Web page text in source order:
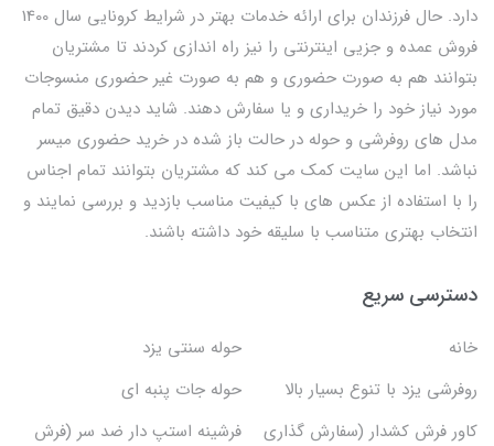
دارد. حال فرزندان برای ارائه خدمات بهتر در شرایط کرونایی سال 1400
فروش عمده و جزیی اینترنتی را نیز راه اندازی کردند تا مشتریان
بتوانند هم به صورت حضوری و هم به صورت غیر حضوری منسوجات
مورد نیاز خود را خریداری و یا سفارش دهند. شاید دیدن دقیق تمام
مدل های روفرشی و حوله در حالت باز شده در خرید حضوری میسر
نباشد. اما این سایت کمک می کند که مشتریان بتوانند تمام اجناس
را با استفاده از عکس های با کیفیت مناسب بازدید و بررسی نمایند و
انتخاب بهتری متناسب با سلیقه خود داشته باشند.
دسترسی سریع
خانه
حوله سنتی یزد
روفرشی یزد با تنوع بسیار بالا
حوله جات پنبه ای
کاور فرش کشدار (سفارش گذاری
فرشینه استپ دار ضد سر (فرش